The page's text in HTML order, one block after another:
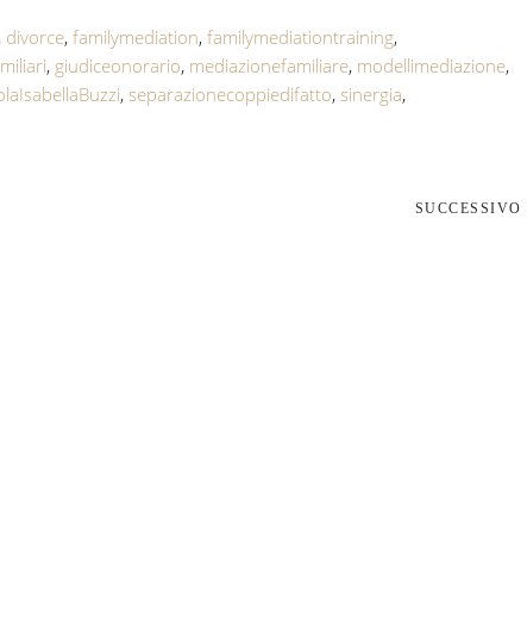
, divorce,familymediation,familymediationtraining,
, giudiceonorario, mediazionefamiliare, modellimediazione,
,separazionecoppiedifatto,sinergia,
SUCCESSIVO